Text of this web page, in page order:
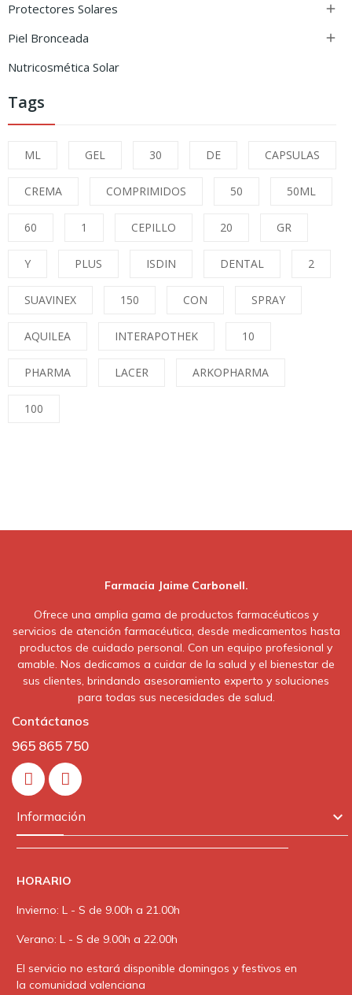
Protectores Solares

Piel Bronceada 
Nutricosmética Solar
Tags
ML GEL 30 DE CAPSULAS
CREMA COMPRIMIDOS 50 50ML
60 1 CEPILLO 20 GR
Y PLUS ISDIN DENTAL 2
SUAVINEX 150 CON SPRAY
AQUILEA INTERAPOTHEK 10
PHARMA LACER ARKOPHARMA
100
Farmacia Jaime Carbonell.
Ofrece una amplia gama de productos farmacéuticos y
servicios de atención farmacéutica, desde medicamentos hasta
productos de cuidado personal. Con un equipo profesional y
amable. Nos dedicamos a cuidar de la salud y el bienestar de
sus clientes, brindando asesoramiento experto y soluciones
para todas sus necesidades de salud.
Contáctanos
965 865 750
Información 
HORARIO
Invierno: L - S de 9.00h a 21.00h
Verano: L - S de 9.00h a 22.00h
El servicio no estará disponible domingos y festivos en
la comunidad valenciana